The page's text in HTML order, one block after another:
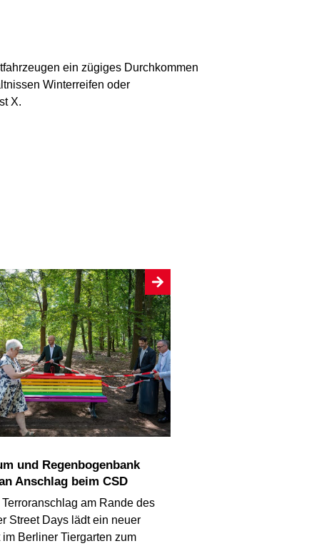
ein zügiges Durchkommen
Winter­reifen oder
X.
Anschlag beim CSD
am Rande des
Street Days lädt ein neuer
Berliner Tiergarten zum